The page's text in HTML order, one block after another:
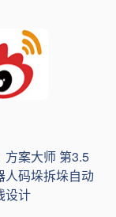
方案大师 第3.5
人码垛拆垛自动
设计